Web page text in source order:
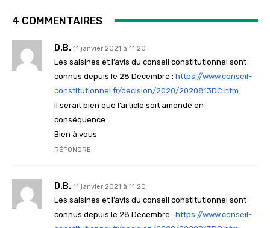
4 COMMENTAIRES
D.B. 11 janvier 2021 à 11:20
Les saisines et l’avis du conseil constitutionnel sont
connus depuis le 28 Décembre : https://www.conseil-
constitutionnel.fr/decision/2020/2020813DC.htm
Il serait bien que l’article soit amendé en
conséquence.
Bien à vous
RÉPONDRE
D.B. 11 janvier 2021 à 11:20
Les saisines et l’avis du conseil constitutionnel sont
connus depuis le 28 Décembre : https://www.conseil-